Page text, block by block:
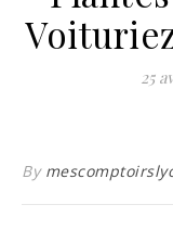
25
By